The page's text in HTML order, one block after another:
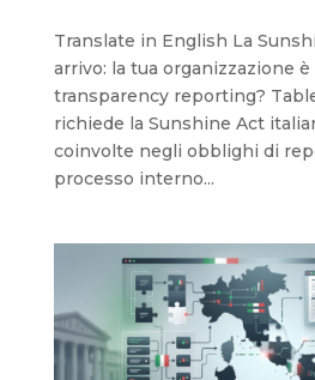
Translate in English La
arrivo: la tua organizzazione
transparency reporting?
richiede la Sunshine Act
coinvolte negli obblighi di
processo interno...